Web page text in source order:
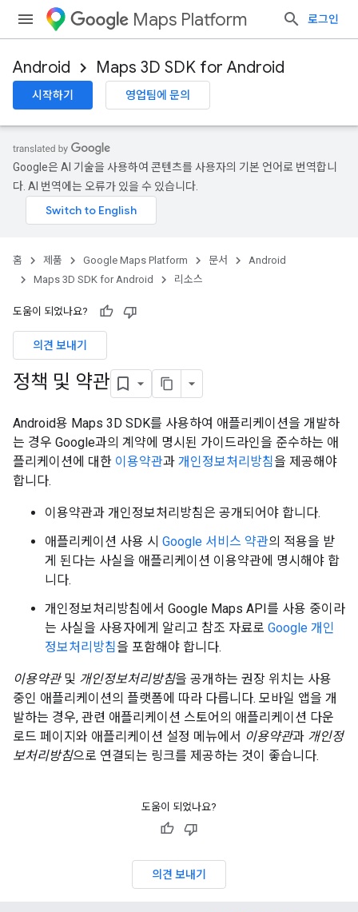
Maps Platform 로그인
Android Maps 3D SDK for Android
시작하기 영업팀에 문의
Google은 AI 기술을 사용하여 콘텐츠를 사용자의 기본 언어로 번역합니
다. AI 번역에는 오류가 있을 수 있습니다.
홈 제품 Google Maps Platform 문서
Android
Maps 3D SDK for Android
리소스
도움이 되었나요?
의견 보내기
정책 및 약관
Android용 Maps 3D SDK를 사용하여 애플리케이션을 개발하
는 경우 Google과의 계약에 명시된 가이드라인을 준수하는 애
플리케이션에 대한 이용약관과 개인정보처리방침을 제공해야
합니다.
이용약관과 개인정보처리방침은 공개되어야 합니다.
애플리케이션 사용 시 Google 서비스 약관의 적용을 받
게 된다는 사실을 애플리케이션 이용약관에 명시해야 합
니다.
개인정보처리방침에서 Google Maps API를 사용 중이라
는 사실을 사용자에게 알리고 참조 자료로 Google 개인
정보처리방침을 포함해야 합니다.
이용약관및 개인정보처리방침을 공개하는 권장 위치는 사용
중인 애플리케이션의 플랫폼에 따라 다릅니다. 모바일 앱을 개
발하는 경우, 관련 애플리케이션 스토어의 애플리케이션 다운
로드 페이지와 애플리케이션 설정 메뉴에서 이용약관과 개인정
보처리방침으로 연결되는 링크를 제공하는 것이 좋습니다.
도움이 되었나요?
의견 보내기